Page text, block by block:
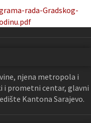
rada-Gradskog-
njena metropola i
i prometni centar, glavni
Kantona Sarajevo.